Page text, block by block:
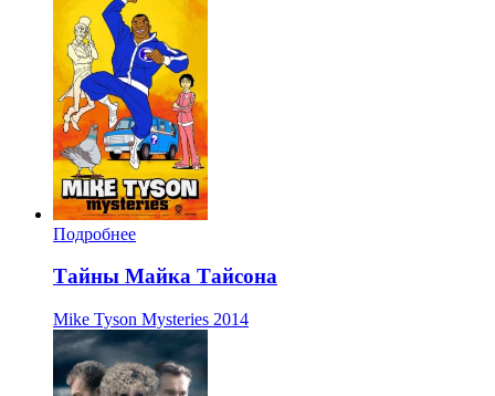
Подробнее
Тайны Майка Тайсона
Mike Tyson Mysteries 2014